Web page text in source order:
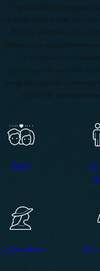
específicas para asegurar
resultado final supere tus
Por eso, siempre estoy
diálogo para adaptar nuestro
a tus deseos
garantizando que cada
fotografía capture el mensaje
únicos de tus
Bodas
Quinceañeras